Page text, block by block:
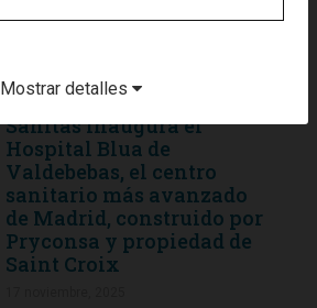
Sanitas inaugura el
Hospital Blua de
Valdebebas, el centro
sanitario más avanzado
de Madrid, construido por
Pryconsa y propiedad de
Saint Croix
Mostrar detalles